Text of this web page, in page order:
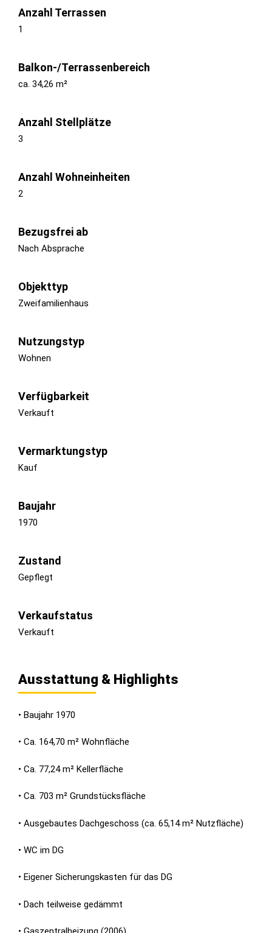
Anzahl Terrassen
1
Balkon-/Terrassenbereich
ca. 34,26 m²
Anzahl Stellplätze
3
Anzahl Wohneinheiten
2
Bezugsfrei ab
Nach Absprache
Objekttyp
Zweifamilienhaus
Nutzungstyp
Wohnen
Verfügbarkeit
Verkauft
Vermarktungstyp
Kauf
Baujahr
1970
Zustand
Gepflegt
Verkaufstatus
Verkauft
Ausstattung & Highlights
• Baujahr 1970
• Ca. 164,70 m² Wohnfläche
• Ca. 77,24 m² Kellerfläche
• Ca. 703 m² Grundstücksfläche
• Ausgebautes Dachgeschoss (ca. 65,14 m² Nutzfläche)
• WC im DG
• Eigener Sicherungskasten für das DG
• Dach teilweise gedämmt